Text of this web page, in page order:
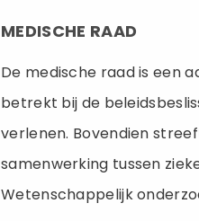
MEDISCHE RAAD
De medische raad is een
betrekt bij de
verlenen. Bovendien
samenwerking tussen
Wetenschappelijk